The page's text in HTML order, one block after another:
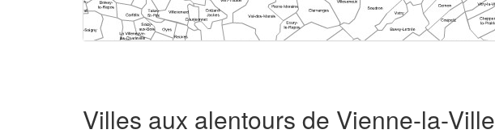
Villes aux alentours de Vienne-la-Ville